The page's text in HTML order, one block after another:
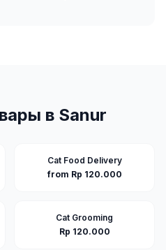
в Sanur
Cat Food Delivery
from Rp 120.000
Cat Grooming
Rp 120.000